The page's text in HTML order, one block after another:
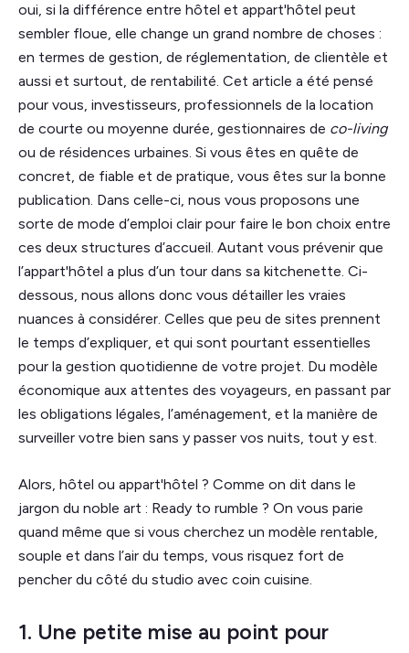
oui, si la différence entre hôtel et appart'hôtel peut
sembler floue, elle change un grand nombre de choses :
en termes de gestion, de réglementation, de clientèle et
aussi et surtout, de rentabilité. Cet article a été pensé
pour vous, investisseurs, professionnels de la location
de courte ou moyenne durée, gestionnaires de co-living
ou de résidences urbaines. Si vous êtes en quête de
concret, de fiable et de pratique, vous êtes sur la bonne
publication. Dans celle-ci, nous vous proposons une
sorte de mode d’emploi clair pour faire le bon choix entre
ces deux structures d’accueil. Autant vous prévenir que
l’appart'hôtel a plus d’un tour dans sa kitchenette. Ci-
dessous, nous allons donc vous détailler les vraies
nuances à considérer. Celles que peu de sites prennent
le temps d’expliquer, et qui sont pourtant essentielles
pour la gestion quotidienne de votre projet. Du modèle
économique aux attentes des voyageurs, en passant par
les obligations légales, l’aménagement, et la manière de
surveiller votre bien sans y passer vos nuits, tout y est.
Alors, hôtel ou appart'hôtel ? Comme on dit dans le
jargon du noble art : Ready to rumble ? On vous parie
quand même que si vous cherchez un modèle rentable,
souple et dans l’air du temps, vous risquez fort de
pencher du côté du studio avec coin cuisine.
1. Une petite mise au point pour